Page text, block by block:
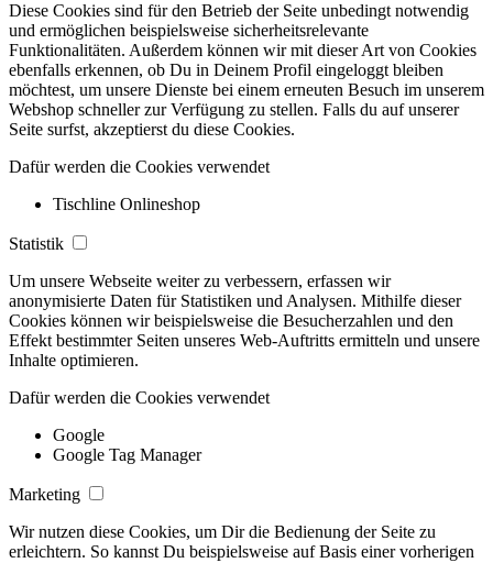
Diese Cookies sind für den Betrieb der Seite unbedingt notwendig
und ermöglichen beispielsweise sicherheitsrelevante
Funktionalitäten. Außerdem können wir mit dieser Art von Cookies
ebenfalls erkennen, ob Du in Deinem Profil eingeloggt bleiben
möchtest, um unsere Dienste bei einem erneuten Besuch im unserem
Webshop schneller zur Verfügung zu stellen. Falls du auf unserer
Seite surfst, akzeptierst du diese Cookies.
Dafür werden die Cookies verwendet
Tischline Onlineshop
Statistik
Um unsere Webseite weiter zu verbessern, erfassen wir
anonymisierte Daten für Statistiken und Analysen. Mithilfe dieser
Cookies können wir beispielsweise die Besucherzahlen und den
Effekt bestimmter Seiten unseres Web-Auftritts ermitteln und unsere
Inhalte optimieren.
Dafür werden die Cookies verwendet
Google
Google Tag Manager
Marketing
Wir nutzen diese Cookies, um Dir die Bedienung der Seite zu
erleichtern. So kannst Du beispielsweise auf Basis einer vorherigen